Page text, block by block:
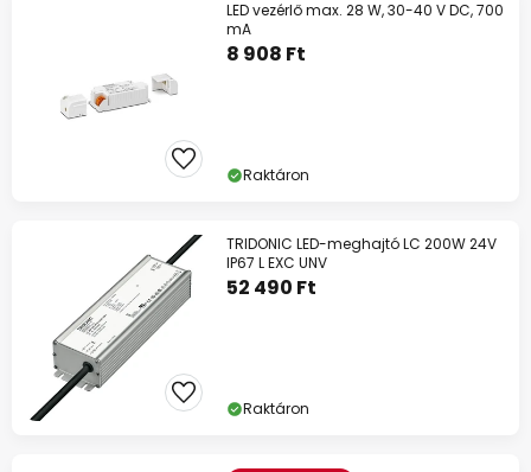
LED vezérlő max. 28 W, 30-40 V DC, 700
mA
8 908 Ft
Raktáron
TRIDONIC LED-meghajtó LC 200W 24V
IP67 L EXC UNV
52 490 Ft
Raktáron